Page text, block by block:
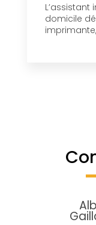
domicile